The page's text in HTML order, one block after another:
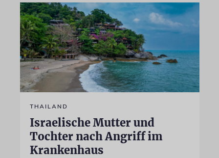
THAILAND
Israelische Mutter und
Tochter nach Angriff im
Krankenhaus